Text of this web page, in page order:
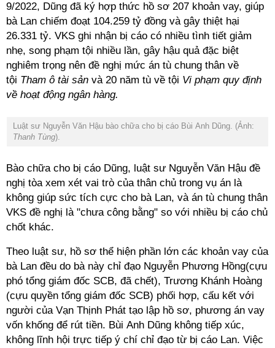
9/2022, Dũng đã ký hợp thức hồ sơ 207 khoản vay, giúp
bà Lan chiếm đoạt 104.259 tỷ đồng và gây thiệt hại
26.331 tỷ. VKS ghi nhận bị cáo có nhiều tình tiết giảm
nhẹ, song phạm tội nhiều lần, gây hậu quả đặc biệt
nghiêm trọng nên đề nghị mức án tù chung thân về
tội Tham ô tài sản và 20 năm tù về tội Vi phạm quy định
về hoạt động ngân hàng.
Luật sư Nguyễn Văn Hậu bào chữa cho bị cáo Bùi Anh Dũng. (Ảnh:
Thanh Tùng).
Bào chữa cho bị cáo Dũng, luật sư Nguyễn Văn Hậu đề
nghị tòa xem xét vai trò của thân chủ trong vụ án là
không giúp sức tích cực cho bà Lan, và án tù chung thân
VKS đề nghị là "chưa công bằng" so với nhiều bị cáo chủ
chốt khác.
Theo luật sư, hồ sơ thể hiện phần lớn các khoản vay của
bà Lan đều do bà này chỉ đạo Nguyễn Phương Hồng(cựu
phó tổng giám đốc SCB, đã chết), Trương Khánh Hoàng
(cựu quyền tổng giám đốc SCB) phối hợp, cấu kết với
người của Vạn Thịnh Phát tạo lập hồ sơ, phương án vay
vốn khống để rút tiền. Bùi Anh Dũng không tiếp xúc,
không lĩnh hội trực tiếp ý chí chỉ đạo từ bị cáo Lan. Việc